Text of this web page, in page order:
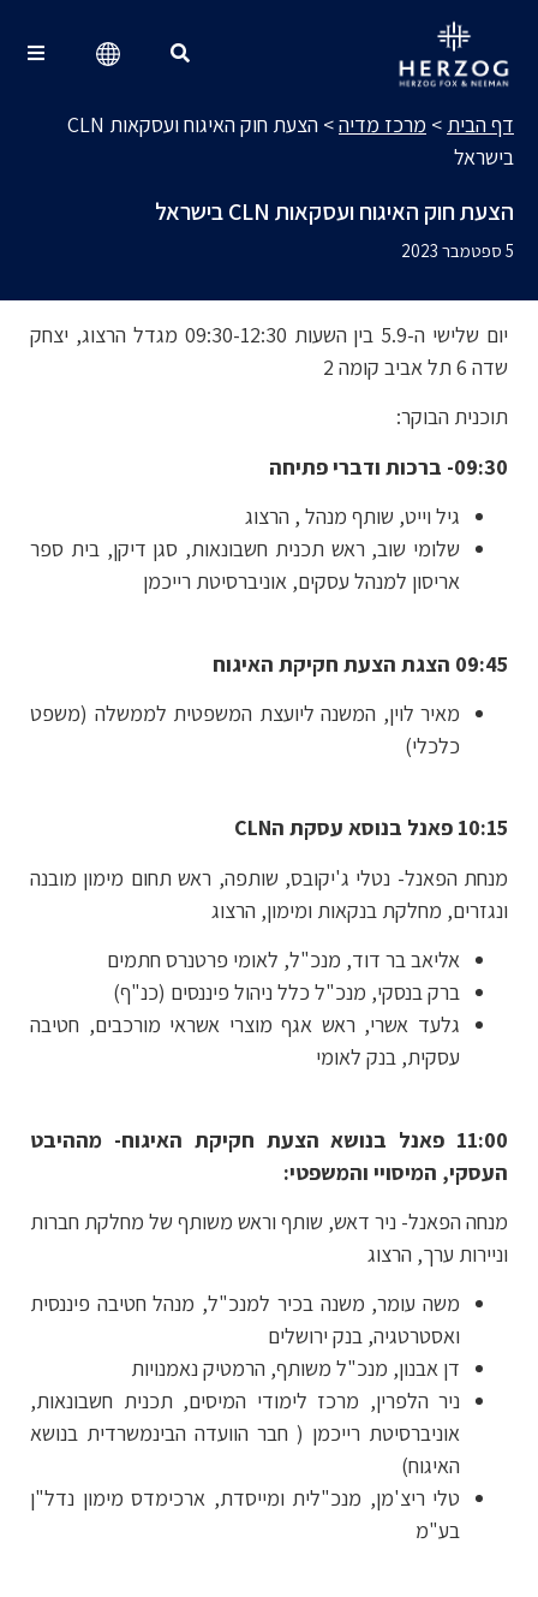
דף הבית > מרכז מדיה>
הצעת חוק האיגוח ועסקאות CLN
בישראל
הצעת חוק האיגוח ועסקאות CLN בישראל
5 ספטמבר 2023
יום שלישי ה-5.9 בין השעות 09:30-12:30 מגדל הרצוג, יצחק
שדה 6 תל אביב קומה 2
תוכנית הבוקר:
09:30- ברכות ודברי פתיחה
גיל וייט, שותף מנהל , הרצוג
שלומי שוב, ראש תכנית חשבונאות, סגן דיקן, בית ספר
אריסון למנהל עסקים, אוניברסיטת רייכמן
09:45 הצגת הצעת חקיקת האיגוח
מאיר לוין, המשנה ליועצת המשפטית לממשלה (משפט
כלכלי)
10:15 פאנל בנוסא עסקת הCLN
מנחת הפאנל- נטלי ג'יקובס, שותפה, ראש תחום מימון מובנה
ונגזרים, מחלקת בנקאות ומימון, הרצוג
אליאב בר דוד, מנכ"ל, לאומי פרטנרס חתמים
ברק בנסקי, מנכ"ל כלל ניהול פיננסים (כנ"ף)
גלעד אשרי, ראש אגף מוצרי אשראי מורכבים, חטיבה
עסקית, בנק לאומי
11:00 פאנל בנושא הצעת חקיקת האיגוח- מההיבט
העסקי, המיסויי והמשפטי:
מנחה הפאנל- ניר דאש, שותף וראש משותף של מחלקת חברות
וניירות ערך, הרצוג
משה עומר, משנה בכיר למנכ"ל, מנהל חטיבה פיננסית
ואסטרטגיה, בנק ירושלים
דן אבנון, מנכ"ל משותף, הרמטיק נאמנויות
ניר הלפרין, מרכז לימודי המיסים, תכנית חשבונאות,
אוניברסיטת רייכמן ( חבר הוועדה הבינמשרדית בנושא
האיגוח)
טלי ריצ'מן, מנכ"לית ומייסדת, ארכימדס מימון נדל"ן
בע"מ